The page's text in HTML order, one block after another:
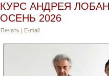
КУРС АНДРЕЯ
ОСЕНЬ 2026
Печать | E-mail